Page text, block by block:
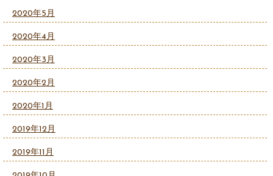
2020年5月
2020年4月
2020年3月
2020年2月
2020年1月
2019年12月
2019年11月